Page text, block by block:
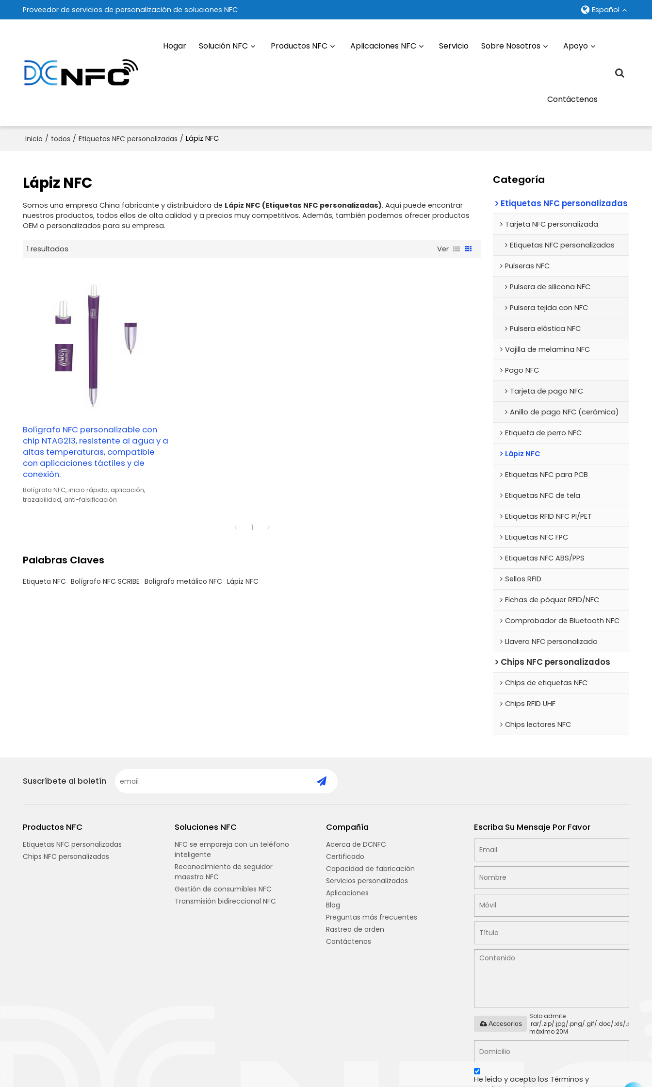
Proveedor de servicios de personalización de soluciones NFC Español
Hogar Solución NFC Productos NFC Aplicaciones NFC Servicio Sobre Nosotros Apoyo
Contáctenos
Inicio / todos / Etiquetas NFC personalizadas / Lápiz NFC
Lápiz NFC
Somos una empresa China fabricante y distribuidora de Lápiz NFC (Etiquetas NFC personalizadas). Aquí puede encontrar
nuestros productos, todos ellos de alta calidad y a precios muy competitivos. Además, también podemos ofrecer productos
OEM o personalizados para su empresa.
1 resultados Ver
Bolígrafo NFC personalizable con
chip NTAG213, resistente al agua y a
altas temperaturas, compatible
con aplicaciones táctiles y de
conexión.
Bolígrafo NFC, inicio rápido, aplicación,
trazabilidad, anti-falsificación
1
Palabras Claves
Etiqueta NFC Bolígrafo NFC SCRIBE Bolígrafo metálico NFC Lápiz NFC
Categoría
Etiquetas NFC personalizadas
Tarjeta NFC personalizada
Etiquetas NFC personalizadas
Pulseras NFC
Pulsera de silicona NFC
Pulsera tejida con NFC
Pulsera elástica NFC
Vajilla de melamina NFC
Pago NFC
Tarjeta de pago NFC
Anillo de pago NFC (cerámica)
Etiqueta de perro NFC
Lápiz NFC
Etiquetas NFC para PCB
Etiquetas NFC de tela
Etiquetas RFID NFC PI/PET
Etiquetas NFC FPC
Etiquetas NFC ABS/PPS
Sellos RFID
Fichas de póquer RFID/NFC
Comprobador de Bluetooth NFC
Llavero NFC personalizado
Chips NFC personalizados
Chips de etiquetas NFC
Chips RFID UHF
Chips lectores NFC
Suscríbete al boletín
Productos NFC
Etiquetas NFC personalizadas
Chips NFC personalizados
Soluciones NFC
NFC se empareja con un teléfono
inteligente
Reconocimiento de seguidor
maestro NFC
Gestión de consumibles NFC
Transmisión bidireccional NFC
Compañía
Acerca de DCNFC
Certificado
Capacidad de fabricación
Servicios personalizados
Aplicaciones
Blog
Preguntas más frecuentes
Rastreo de orden
Contáctenos
Escriba Su Mensaje Por Favor
Solo admite
.rar/.zip/.jpg/.png/.gif/.doc/.xls/.pdf,
máximo 20M
Accesorios
He leido y acepto los Términos y